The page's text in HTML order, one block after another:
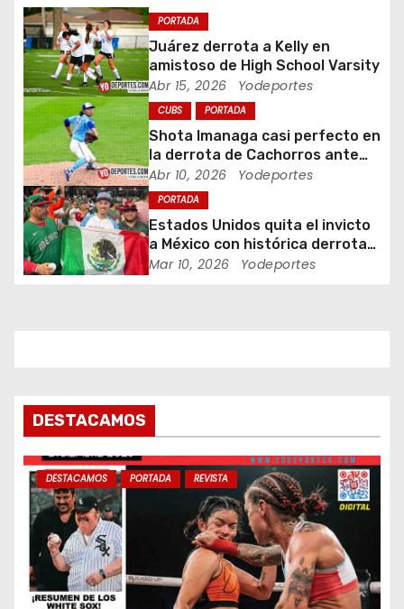
ó
n
d
e
e
n
t
r
s
PORTADA
Juárez derrota a Kelly en
amistoso de High School Varsity
Abr 15, 2026 Yodeportes
CUBS PORTADA
Shota Imanaga casi perfecto en
la derrota de Cachorros ante
Piratas
Abr 10, 2026 Yodeportes
PORTADA
Estados Unidos quita el invicto
a México con histórica derrota
en Clásico Mundial de Béisbol
Mar 10, 2026 Yodeportes
DESTACAMOS
DESTACAMOS PORTADA REVISTA